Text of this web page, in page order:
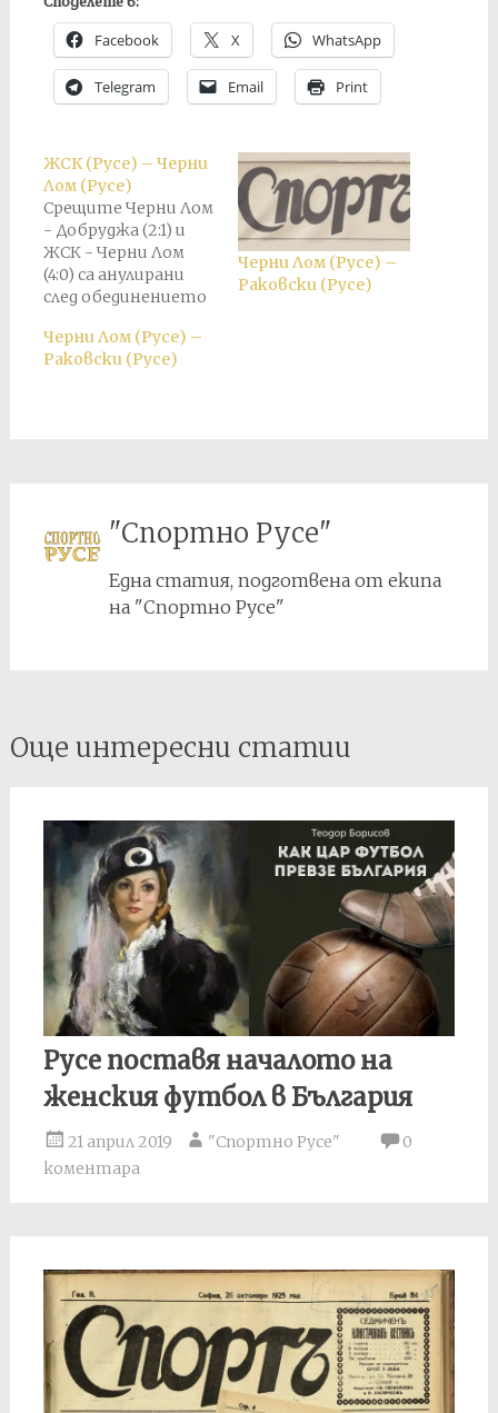
Facebook X WhatsApp
Telegram Email Print
ЖСК (Русе) – Черни
Лом (Русе)
Срещите Черни Лом
- Добруджа (2:1) и
ЖСК - Черни Лом
(4:0) са анулирани
след обединението
Кънчев и Черни Лом,
състояло се на 14
Черни Лом (Русе) –
Раковски (Русе)
Черни Лом (Русе) –
Раковски (Русе)
"Спортно Русе"
Една статия, подготвена от екипа
на "Спортно Русе"
Post
navigation
Още интересни статии
Русе поставя началото на
женския футбол в България
21 април 2019 "Спортно Русе"
0
коментара